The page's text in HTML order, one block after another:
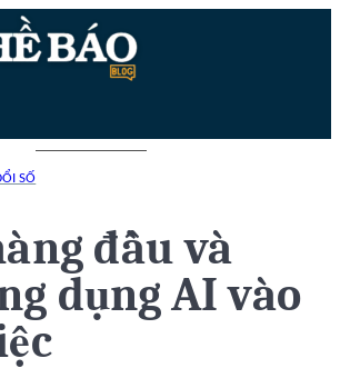
SỐ
đầu và
dụng AI vào